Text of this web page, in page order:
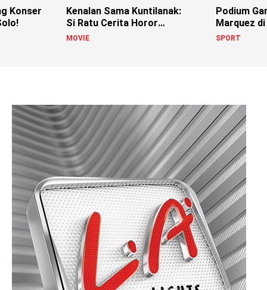
Konser
Kenalan Sama Kuntilanak:
Si Ratu Cerita Horor
Indonesia!
MOVIE
Podium
Marquez
SPORT